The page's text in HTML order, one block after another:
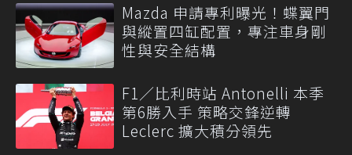
Mazda 申請專利曝光！蝶翼門
與縱置四缸配置，專注車身剛
性與安全結構
F1／比利時站 Antonelli 本季
第6勝入手 策略交鋒逆轉
Leclerc 擴大積分領先